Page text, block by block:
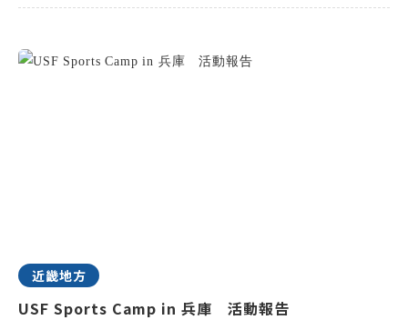
近畿地方
USF Sports Camp in 兵庫 活動報告